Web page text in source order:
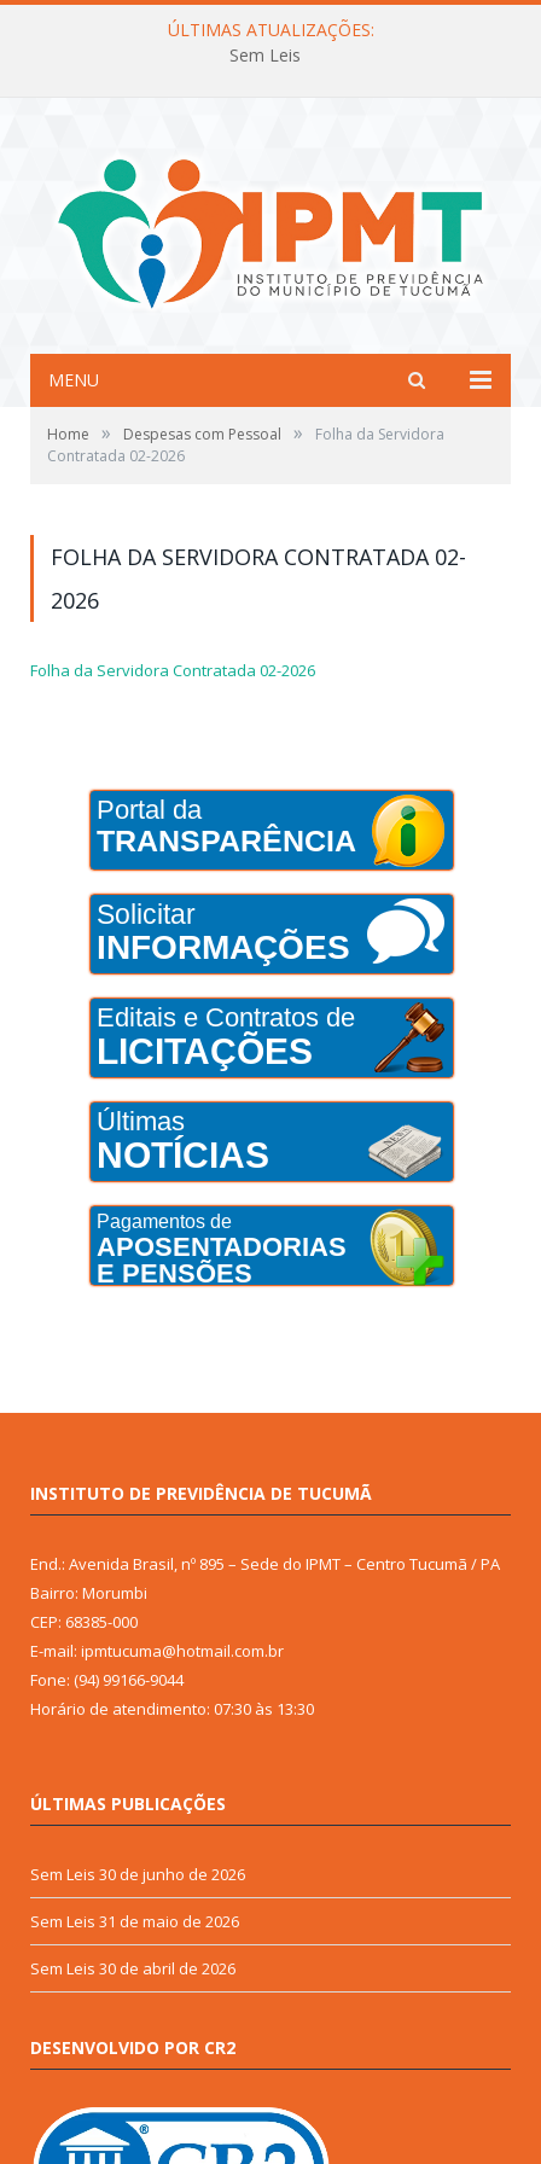
ÚLTIMAS ATUALIZAÇÕES:
Sem Leis
MENU
Home » Despesas com Pessoal »
Folha da Servidora
Contratada 02-2026
FOLHA DA SERVIDORA CONTRATADA 02-
2026
Folha da Servidora Contratada 02-2026
Portal da
TRANSPARÊNCIA
Solicitar
INFORMAÇÕES
Editais e Contratos de
LICITAÇÕES
Últimas
NOTÍCIAS
Pagamentos de
APOSENTADORIAS
E PENSÕES
INSTITUTO DE PREVIDÊNCIA DE TUCUMÃ
End.: Avenida Brasil, nº 895 – Sede do IPMT – Centro Tucumã / PA
Bairro: Morumbi
CEP: 68385-000
E-mail: ipmtucuma@hotmail.com.br
Fone: (94) 99166-9044
Horário de atendimento: 07:30 às 13:30
ÚLTIMAS PUBLICAÇÕES
Sem Leis 30 de junho de 2026
Sem Leis 31 de maio de 2026
Sem Leis 30 de abril de 2026
DESENVOLVIDO POR CR2